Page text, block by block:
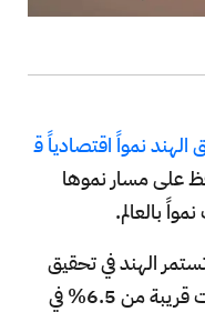
الهند نمواً اقتصادياً ق
على مسار نموها
بالعالم.
الهند في تحقيق
نمو ثابت مع توسع الاقتصاد بمعدلات قريبة من 6.5% في